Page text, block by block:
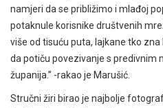
namjeri da se približimo i mlađoj
potaknule korisnike društvenih
više od tisuću puta, lajkane tko
da potiču povezivanje s predivnim
županija.” -rakao je Marušić.
Stručni žiri birao je najbolje